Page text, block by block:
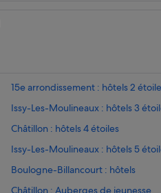
15e arrondissement : hôtels 2
Issy-Les-Moulineaux : hôtels 3
Châtillon : hôtels 4 étoiles
Issy-Les-Moulineaux : hôtels 5
Boulogne-Billancourt : hôtels
Châtillon : Auberges de jeunesse